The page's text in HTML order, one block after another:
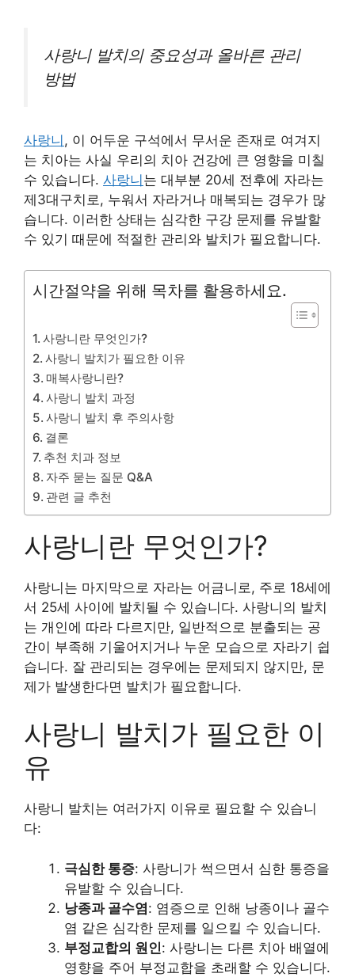
사랑니 발치의 중요성과 올바른 관리
방법
사랑니 , 이 어두운 구석에서 무서운 존재로 여겨지
는 치아는 사실 우리의 치아 건강에 큰 영향을 미칠
수 있습니다. 사랑니 는 대부분 20세 전후에 자라는
제3대구치로, 누워서 자라거나 매복되는 경우가 많
습니다. 이러한 상태는 심각한 구강 문제를 유발할
수 있기 때문에 적절한 관리와 발치가 필요합니다.
시간절약을 위해 목차를 활용하세요.
사랑니란 무엇인가?
사랑니 발치가 필요한 이유
매복사랑니란?
사랑니 발치 과정
사랑니 발치 후 주의사항
결론
추천 치과 정보
자주 묻는 질문 Q&A
관련 글 추천
사랑니란 무엇인가?
사랑니는 마지막으로 자라는 어금니로, 주로 18세에
서 25세 사이에 발치될 수 있습니다. 사랑니의 발치
는 개인에 따라 다르지만, 일반적으로 분출되는 공
간이 부족해 기울어지거나 누운 모습으로 자라기 쉽
습니다. 잘 관리되는 경우에는 문제되지 않지만, 문
제가 발생한다면 발치가 필요합니다.
사랑니 발치가 필요한 이
유
사랑니 발치는 여러가지 이유로 필요할 수 있습니
다:
극심한 통증: 사랑니가 썩으면서 심한 통증을
유발할 수 있습니다.
낭종과 골수염: 염증으로 인해 낭종이나 골수
염 같은 심각한 문제를 일으킬 수 있습니다.
부정교합의 원인: 사랑니는 다른 치아 배열에
영향을 주어 부정교합을 초래할 수 있습니다.